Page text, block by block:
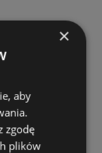
×
aby
zgodę
plików